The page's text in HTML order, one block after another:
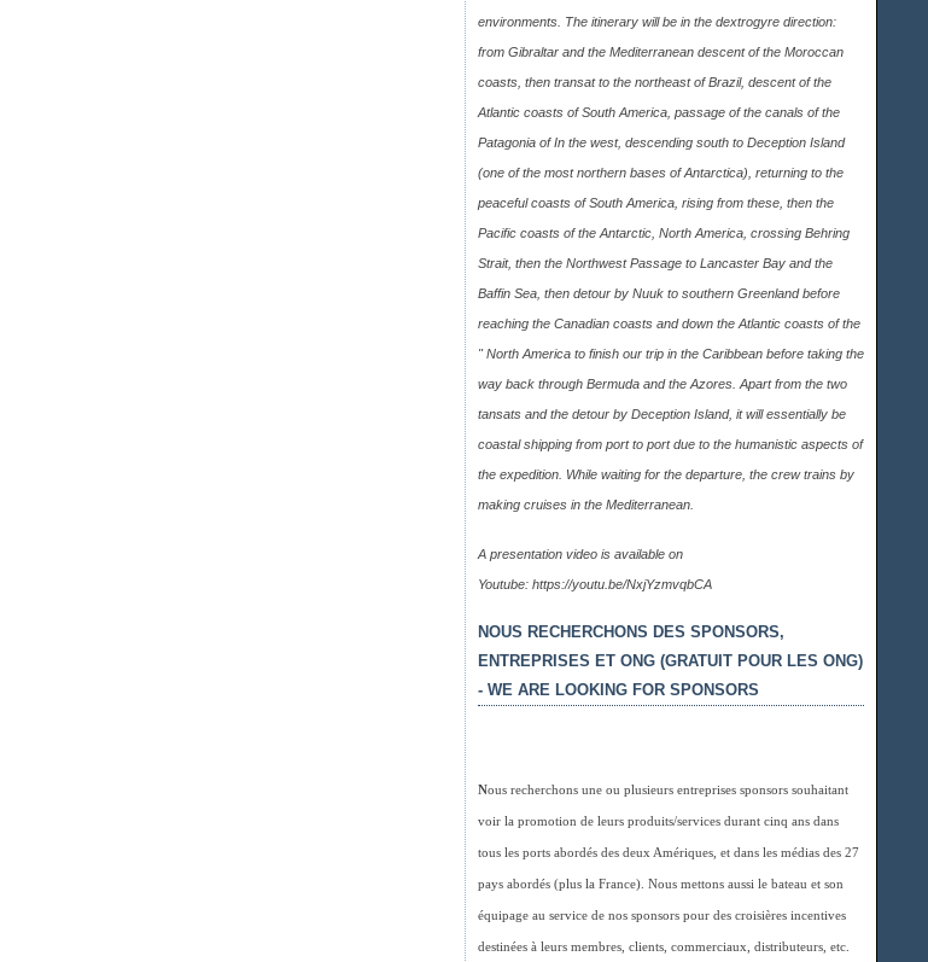
environments. The itinerary will be in the dextrogyre direction:
from Gibraltar and the Mediterranean descent of the Moroccan
coasts, then transat to the northeast of Brazil, descent of the
Atlantic coasts of South America, passage of the canals of the
Patagonia of In the west, descending south to Deception Island
(one of the most northern bases of Antarctica), returning to the
peaceful coasts of South America, rising from these, then the
Pacific coasts of the Antarctic, North America, crossing Behring
Strait, then the Northwest Passage to Lancaster Bay and the
Baffin Sea, then detour by Nuuk to southern Greenland before
reaching the Canadian coasts and down the Atlantic coasts of the
" North America to finish our trip in the Caribbean before taking the
way back through Bermuda and the Azores. Apart from the two
tansats and the detour by Deception Island, it will essentially be
coastal shipping from port to port due to the humanistic aspects of
the expedition. While waiting for the departure, the crew trains by
making cruises in the Mediterranean.
A presentation video is available on
Youtube: https://youtu.be/NxjYzmvqbCA
NOUS RECHERCHONS DES SPONSORS,
ENTREPRISES ET ONG (GRATUIT POUR LES ONG)
- WE ARE LOOKING FOR SPONSORS
Nous recherchons une ou plusieurs entreprises sponsors souhaitant
voir la promotion de leurs produits/services durant cinq ans dans
tous les ports abordés des deux Amériques, et dans les médias des 27
pays abordés (plus la France). Nous mettons aussi le bateau et son
équipage au service de nos sponsors pour des croisières incentives
destinées à leurs membres, clients, commerciaux, distributeurs, etc.